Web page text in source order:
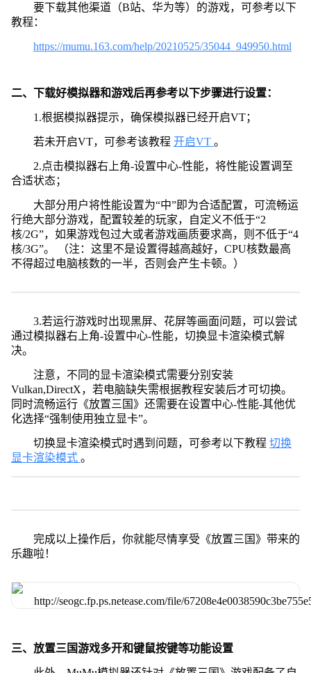
要下载其他渠道（B站、华为等）的游戏，可参考以下
教程：
https://mumu.163.com/help/20210525/35044_949950.html
二、下载好模拟器和游戏后再参考以下步骤进行设置：
1.根据模拟器提示，确保模拟器已经开启VT；
若未开启VT，可参考该教程 开启VT 。
2.点击模拟器右上角-设置中心-性能，将性能设置调至
合适状态；
大部分用户将性能设置为“中”即为合适配置，可流畅运
行绝大部分游戏，配置较差的玩家，自定义不低于“2
核/2G”，如果游戏包过大或者游戏画质要求高，则不低于“4
核/3G”。 （注：这里不是设置得越高越好，CPU核数最高
不得超过电脑核数的一半，否则会产生卡顿。）
3.若运行游戏时出现黑屏、花屏等画面问题，可以尝试
通过模拟器右上角-设置中心-性能，切换显卡渲染模式解
决。
注意，不同的显卡渲染模式需要分别安装
Vulkan,DirectX，若电脑缺失需根据教程安装后才可切换。
同时流畅运行《放置三国》还需要在设置中心-性能-其他优
化选择“强制使用独立显卡”。
切换显卡渲染模式时遇到问题，可参考以下教程 切换
显卡渲染模式 。
完成以上操作后，你就能尽情享受《放置三国》带来的
乐趣啦！
三、放置三国游戏多开和键鼠按键等功能设置